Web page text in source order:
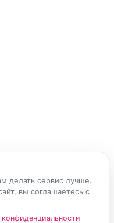
делать сервис лучше.
вы соглашаетесь с